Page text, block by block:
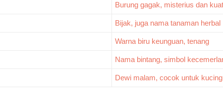
Burung gagak, misterius dan kuat
Bijak, juga nama tanaman herbal
Warna biru keunguan, tenang
Nama bintang, simbol
Dewi malam, cocok untuk